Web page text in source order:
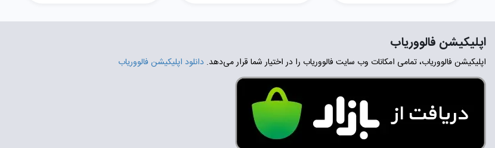
اپلیکیشن فالووریاب
اپلیکیشن فالووریاب، تمامی امکانات وب سایت فالووریاب را در اختیار شما قرار می‌دهد. دانلود اپلیکیشن فالووریاب